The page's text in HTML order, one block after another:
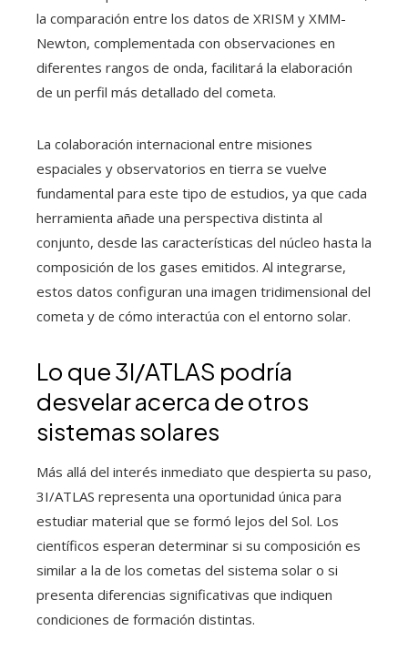
la comparación entre los datos de XRISM y XMM-
Newton, complementada con observaciones en
diferentes rangos de onda, facilitará la elaboración
de un perfil más detallado del cometa.
La colaboración internacional entre misiones
espaciales y observatorios en tierra se vuelve
fundamental para este tipo de estudios, ya que cada
herramienta añade una perspectiva distinta al
conjunto, desde las características del núcleo hasta la
composición de los gases emitidos. Al integrarse,
estos datos configuran una imagen tridimensional del
cometa y de cómo interactúa con el entorno solar.
Lo que 3I/ATLAS podría
desvelar acerca de otros
sistemas solares
Más allá del interés inmediato que despierta su paso,
3I/ATLAS representa una oportunidad única para
estudiar material que se formó lejos del Sol. Los
científicos esperan determinar si su composición es
similar a la de los cometas del sistema solar o si
presenta diferencias significativas que indiquen
condiciones de formación distintas.